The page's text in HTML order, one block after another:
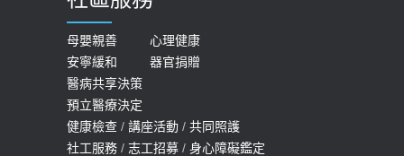
2026-05-21
女性必看國健署公費懶人包！這幾項檢
查完全免費 沒做虧大了
2026-05-14
一定得換人工關節
2019-10-08
20歲迪士尼男星因癲癇猝逝 老人小
孩最好發、醫師點出8大前兆
2019-07-09
母嬰親善
心理健康
安寧緩和
器官捐贈
醫病共享決策
預立醫療決定
健康檢查 / 講座活動 / 共同照護
社工服務 / 志工招募 / 身心障礙鑑定